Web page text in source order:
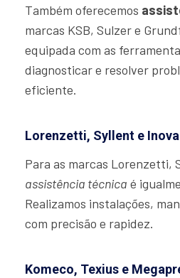
Também oferecemos
marcas KSB, Sulzer e
equipada com as
diagnosticar e resolver
eficiente.
Lorenzetti, Syllent e Inova
Para as marcas Lorenzetti,
assistência técnica é
Realizamos instalações,
com precisão e rapidez.
Komeco, Texius e